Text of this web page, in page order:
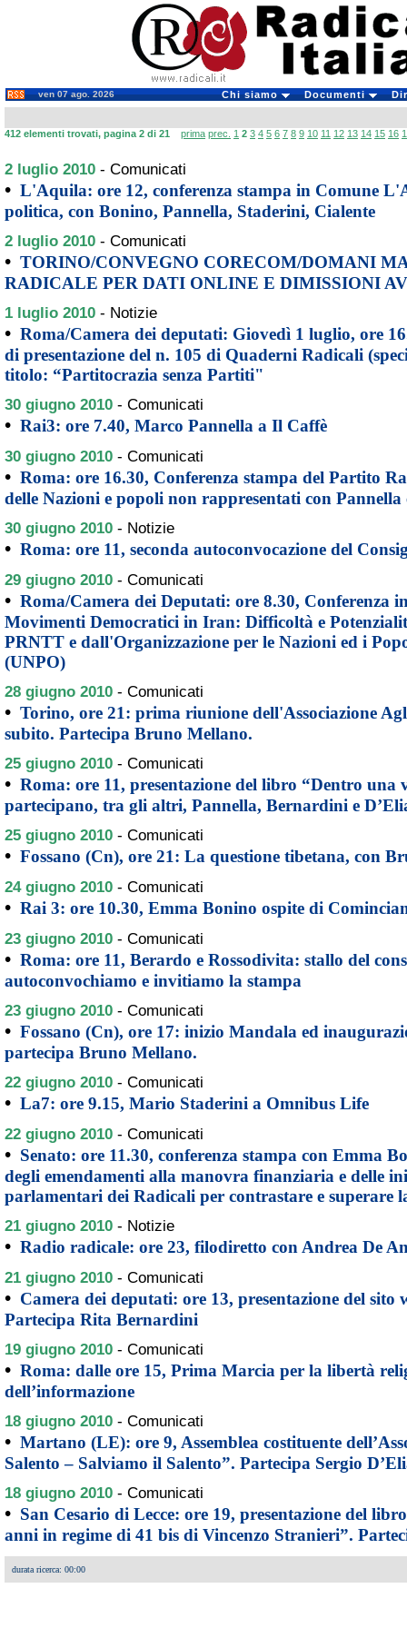
ven 07 ago. 2026 Chi siamo Documenti
412 elementi trovati, pagina 2 di 21 prima prec. 1 2 3 4 5 6 7 8 9 10 11 12 13 14 15 16
2 luglio 2010 - Comunicati
• L'Aquila: ore 12, conferenza stampa in Comune
politica, con Bonino, Pannella, Staderini, Cialente
2 luglio 2010 - Comunicati
• TORINO/CONVEGNO CORECOM/DOMANI
RADICALE PER DATI ONLINE E DIMISSIONI
1 luglio 2010 - Notizie
• Roma/Camera dei deputati: Giovedì 1 luglio, ore
di presentazione del n. 105 di Quaderni Radicali
titolo: “Partitocrazia senza Partiti"
30 giugno 2010 - Comunicati
• Rai3: ore 7.40, Marco Pannella a Il Caffè
30 giugno 2010 - Comunicati
• Roma: ore 16.30, Conferenza stampa del Partito
delle Nazioni e popoli non rappresentati con Pannella
30 giugno 2010 - Notizie
• Roma: ore 11, seconda autoconvocazione del
29 giugno 2010 - Comunicati
• Roma/Camera dei Deputati: ore 8.30, Conferenza
Movimenti Democratici in Iran: Difficoltà e
PRNTT e dall'Organizzazione per le Nazioni ed i
(UNPO)
28 giugno 2010 - Comunicati
• Torino, ore 21: prima riunione dell'Associazione
subito. Partecipa Bruno Mellano.
25 giugno 2010 - Comunicati
• Roma: ore 11, presentazione del libro “Dentro una
partecipano, tra gli altri, Pannella, Bernardini e
25 giugno 2010 - Comunicati
• Fossano (Cn), ore 21: La questione tibetana, con
24 giugno 2010 - Comunicati
• Rai 3: ore 10.30, Emma Bonino ospite di
23 giugno 2010 - Comunicati
• Roma: ore 11, Berardo e Rossodivita: stallo del
autoconvochiamo e invitiamo la stampa
23 giugno 2010 - Comunicati
• Fossano (Cn), ore 17: inizio Mandala ed
partecipa Bruno Mellano.
22 giugno 2010 - Comunicati
• La7: ore 9.15, Mario Staderini a Omnibus Life
22 giugno 2010 - Comunicati
• Senato: ore 11.30, conferenza stampa con Emma
degli emendamenti alla manovra finanziaria e delle
parlamentari dei Radicali per contrastare e superare
21 giugno 2010 - Notizie
• Radio radicale: ore 23, filodiretto con Andrea De
21 giugno 2010 - Comunicati
• Camera dei deputati: ore 13, presentazione del sito
Partecipa Rita Bernardini
19 giugno 2010 - Comunicati
• Roma: dalle ore 15, Prima Marcia per la libertà
dell’informazione
18 giugno 2010 - Comunicati
• Martano (LE): ore 9, Assemblea costituente
Salento – Salviamo il Salento”. Partecipa Sergio
18 giugno 2010 - Comunicati
• San Cesario di Lecce: ore 19, presentazione del
anni in regime di 41 bis di Vincenzo Stranieri”.
durata ricerca: 00:00